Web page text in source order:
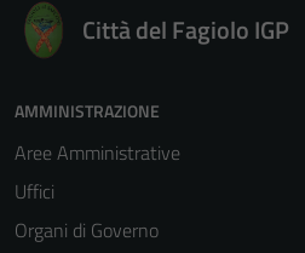
Città del Fagiolo IGP
AMMINISTRAZIONE
Aree Amministrative
Uffici
Organi di Governo